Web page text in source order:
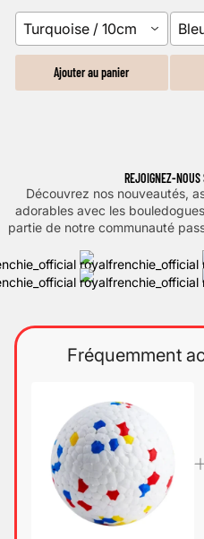
Turquoise / 10cm
Ajouter au panier
REJOIGNEZ-NOUS
Découvrez nos nouveautés,
adorables avec les
partie de notre communauté
Fréquemment